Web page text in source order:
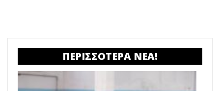
ΠΕΡΙΣΣΟΤΕΡΑ ΝΕΑ!